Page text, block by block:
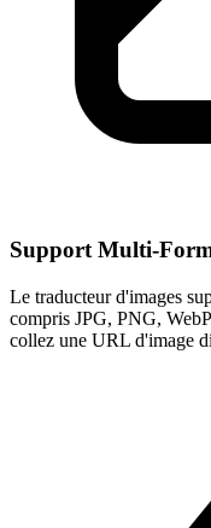
Support Multi-
Le traducteur d'images
compris JPG, PNG,
collez une URL d'image